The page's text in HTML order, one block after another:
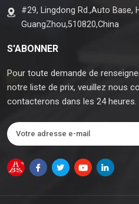
#29, Lingdong Rd.,Auto Base,
GuangZhou,510820,China
S'ABONNER
Pour toute demande de
notre liste de prix, veuillez nous
contacterons dans les 24 heures.